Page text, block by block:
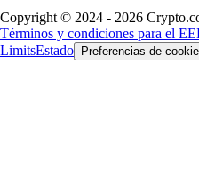
Copyright © 2024 - 2026
Términos y condiciones para el
LimitsEstado Preferencias de